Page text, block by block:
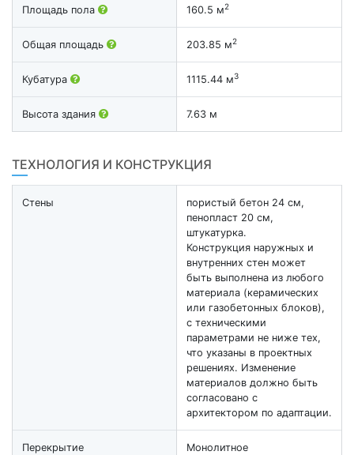
Площадь пола 160.5 м2
Общая площадь 203.85 м2
Кубатура 1115.44 м3
Высота здания 7.63 м
ТЕХНОЛОГИЯ И КОНСТРУКЦИЯ
Стены
пористый бетон 24 см,
пенопласт 20 см,
штукатурка.
Конструкция наружных и
внутренних стен может
быть выполнена из любого
материала (керамических
или газобетонных блоков),
с техническими
параметрами не ниже тех,
что указаны в проектных
решениях. Изменение
материалов должно быть
согласовано с
архитектором по адаптации.
Перекрытие
Монолитное